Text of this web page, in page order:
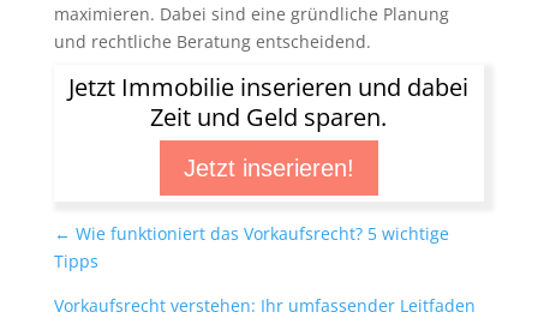
maximieren. Dabei sind eine gründliche Planung
und rechtliche Beratung entscheidend.
Jetzt Immobilie inserieren und dabei
Zeit und Geld sparen.
Jetzt inserieren!
← Wie funktioniert das Vorkaufsrecht? 5 wichtige
Tipps
Vorkaufsrecht verstehen: Ihr umfassender Leitfaden